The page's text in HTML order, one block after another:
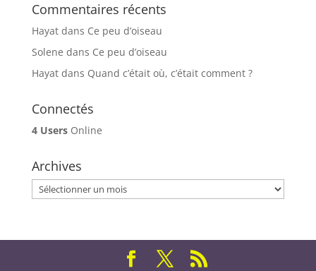
Commentaires récents
Hayatdans Ce peu d’oiseau
Solene dans Ce peu d’oiseau
Hayatdans Quand c’était où, c’était comment ?
Connectés
4 UsersOnline
Archives
Archives